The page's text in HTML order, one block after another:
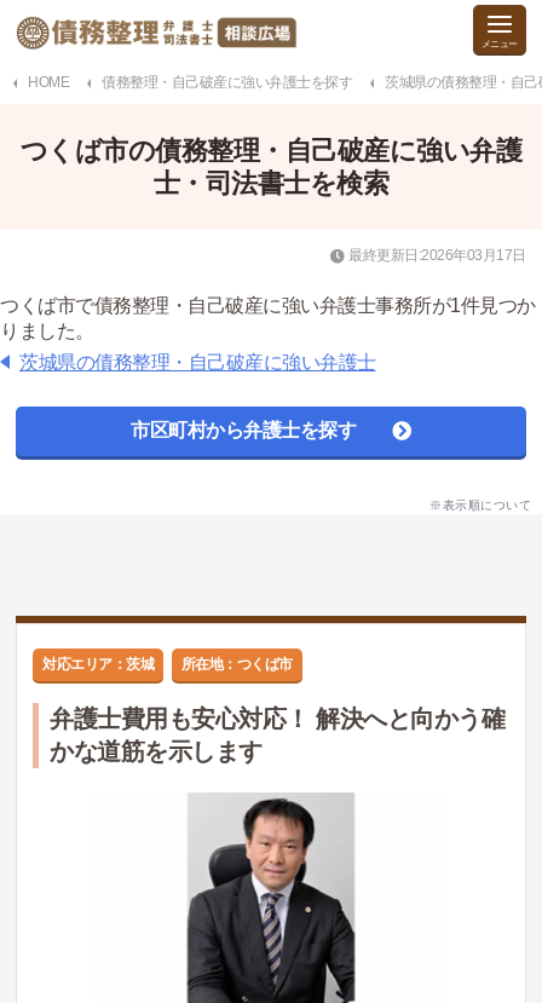
HOME 債務整理・自己破産に強い弁護士を探す 茨城県の債務整理・自
つくば市の債務整理・自己破産に強い弁護
士・司法書士を検索
最終更新日:2026年03月17日
つくば市で債務整理・自己破産に強い弁護士事務所が1件見つか
りました。
茨城県の債務整理・自己破産に強い弁護士
市区町村から弁護士を探す
※表示順について
対応エリア：茨城 所在地：つくば市
弁護士費用も安心対応！ 解決へと向かう確
かな道筋を示します